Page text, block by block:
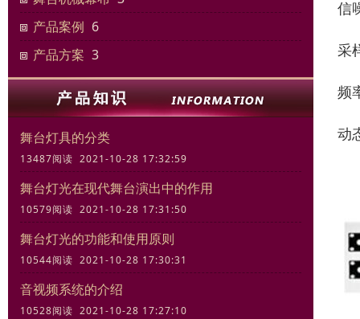
产品案例 6
产品方案 3
舞台灯具的分类
13487阅读 2021-10-28 17:32:59
舞台灯光在现代舞台演出中的作用
10579阅读 2021-10-28 17:31:50
舞台灯光的功能和使用原则
10544阅读 2021-10-28 17:30:31
音视频系统的介绍
10528阅读 2021-10-28 17:27:10
信
采
频
动